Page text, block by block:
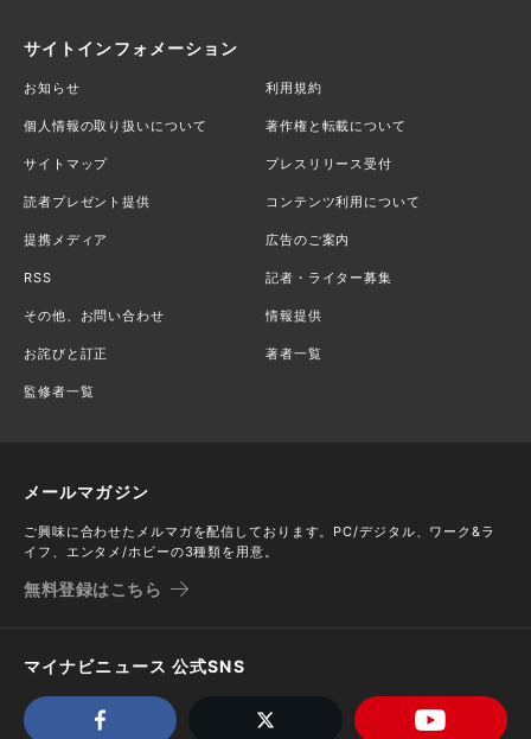
サイトインフォメーション
お知らせ 利用規約
個人情報の取り扱いについて 著作権と転載について
サイトマップ プレスリリース受付
読者プレゼント提供 コンテンツ利用について
提携メディア 広告のご案内
RSS 記者・ライター募集
その他、お問い合わせ 情報提供
お詫びと訂正 著者一覧
監修者一覧
メールマガジン
ご興味に合わせたメルマガを配信しております。PC/デジタル、ワーク&ラ
イフ、エンタメ/ホビーの3種類を用意。
無料登録はこちら
マイナビニュース 公式SNS